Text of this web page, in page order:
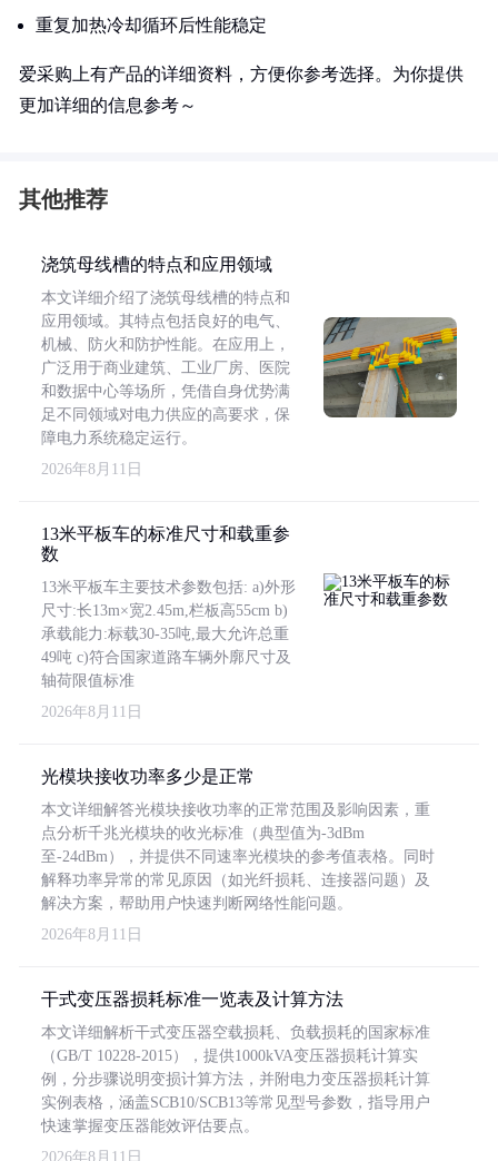
重复加热冷却循环后性能稳定
爱采购上有产品的详细资料，方便你参考选择。为你提供
更加详细的信息参考～
其他推荐
浇筑母线槽的特点和应用领域
本文详细介绍了浇筑母线槽的特点和
应用领域。其特点包括良好的电气、
机械、防火和防护性能。在应用上，
广泛用于商业建筑、工业厂房、医院
和数据中心等场所，凭借自身优势满
足不同领域对电力供应的高要求，保
障电力系统稳定运行。
2026年8月11日
13米平板车的标准尺寸和载重参
数
13米平板车主要技术参数包括: a)外形
尺寸:长13m×宽2.45m,栏板高55cm b)
承载能力:标载30-35吨,最大允许总重
49吨 c)符合国家道路车辆外廓尺寸及
轴荷限值标准
2026年8月11日
光模块接收功率多少是正常
本文详细解答光模块接收功率的正常范围及影响因素，重
点分析千兆光模块的收光标准（典型值为-3dBm
至-24dBm），并提供不同速率光模块的参考值表格。同时
解释功率异常的常见原因（如光纤损耗、连接器问题）及
解决方案，帮助用户快速判断网络性能问题。
2026年8月11日
干式变压器损耗标准一览表及计算方法
本文详细解析干式变压器空载损耗、负载损耗的国家标准
（GB/T 10228-2015），提供1000kVA变压器损耗计算实
例，分步骤说明变损计算方法，并附电力变压器损耗计算
实例表格，涵盖SCB10/SCB13等常见型号参数，指导用户
快速掌握变压器能效评估要点。
2026年8月11日